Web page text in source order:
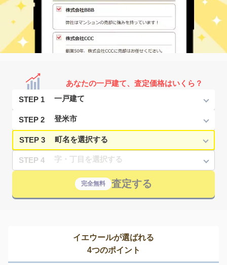
あなたの一戸建て、査定価格はいくら？
STEP 1
STEP 2
STEP 3
STEP 4
完全無料 査定する
イエウールが選ばれる
4つのポイント